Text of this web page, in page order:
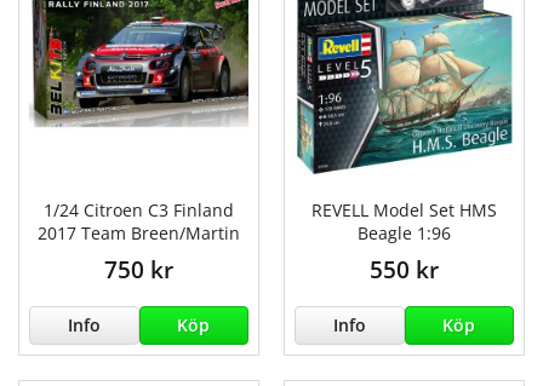
1/24 Citroen C3 Finland
2017 Team Breen/Martin
750 kr
Info Köp
REVELL Model Set HMS
Beagle 1:96
550 kr
Info Köp